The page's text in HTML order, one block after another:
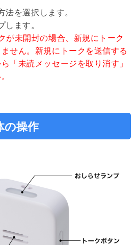
を選択します。
ます。
が未開封の場合、新規にトーク
せん。新規にトークを送信する
「未読メッセージを取り消す」
の操作